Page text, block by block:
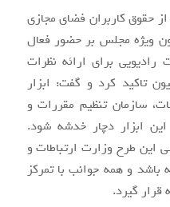
حقوق کاربران فضای مجازی
ویژه مجلس بر حضور فعال
رادیویی برای ارائه نظرات
تاکید کرد و گفت: ابزار
سازمان تنظیم مقررات و
این ابزار دچار خدشه شود.
این طرح وزارت ارتباطات و
باشد و همه جوانب با تمرکز
قرار گیرد.